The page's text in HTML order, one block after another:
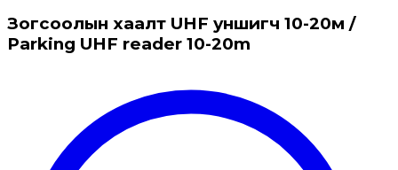
Зогсоолын хаалт UHF уншигч 10-20м /
Parking UHF reader 10-20m